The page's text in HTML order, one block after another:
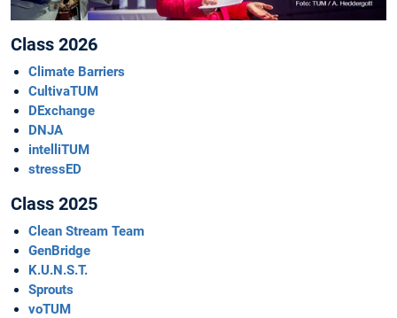
Class 2026
Climate Barriers
CultivaTUM
DExchange
DNJA
intelliTUM
stressED
Class 2025
Clean Stream Team
GenBridge
K.U.N.S.T.
Sprouts
voTUM